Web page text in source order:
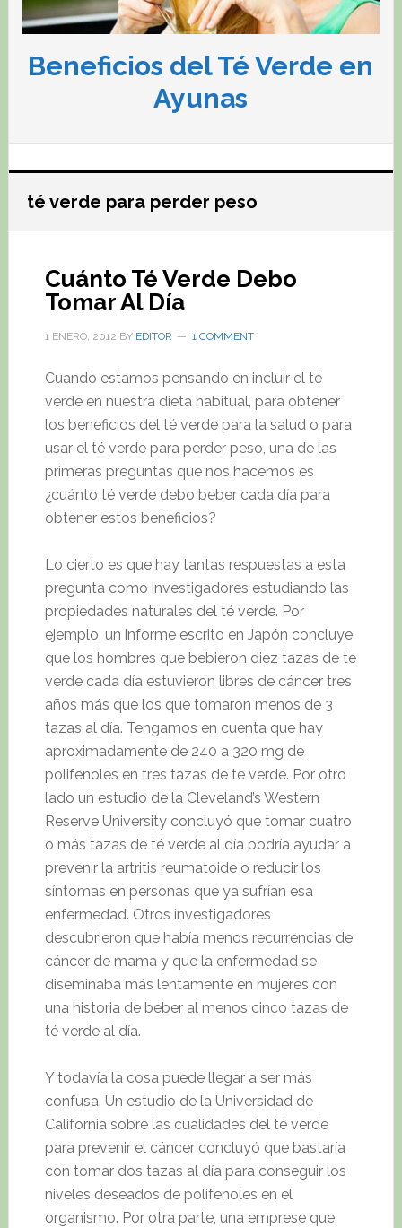
Beneficios del Té Verde en
Ayunas
té verde para perder peso
Cuánto Té Verde Debo
Tomar Al Día
1 ENERO, 2012 BY EDITOR 1 COMMENT
Cuando estamos pensando en incluir el té
verde en nuestra dieta habitual, para obtener
los beneficios del té verde para la salud o para
usar el té verde para perder peso, una de las
primeras preguntas que nos hacemos es
¿cuánto té verde debo beber cada día para
obtener estos beneficios?
Lo cierto es que hay tantas respuestas a esta
pregunta como investigadores estudiando las
propiedades naturales del té verde. Por
ejemplo, un informe escrito en Japón concluye
que los hombres que bebieron diez tazas de te
verde cada día estuvieron libres de cáncer tres
años más que los que tomaron menos de 3
tazas al día. Tengamos en cuenta que hay
aproximadamente de 240 a 320 mg de
polifenoles en tres tazas de te verde. Por otro
lado un estudio de la Cleveland’s Western
Reserve University concluyó que tomar cuatro
o más tazas de té verde al día podría ayudar a
prevenir la artritis reumatoide o reducir los
síntomas en personas que ya sufrían esa
enfermedad. Otros investigadores
descubrieron que había menos recurrencias de
cáncer de mama y que la enfermedad se
diseminaba más lentamente en mujeres con
una historia de beber al menos cinco tazas de
té verde al día.
Y todavía la cosa puede llegar a ser más
confusa. Un estudio de la Universidad de
California sobre las cualidades del té verde
para prevenir el cáncer concluyó que bastaría
con tomar dos tazas al día para conseguir los
niveles deseados de polifenoles en el
organismo. Por otra parte, una emprese que